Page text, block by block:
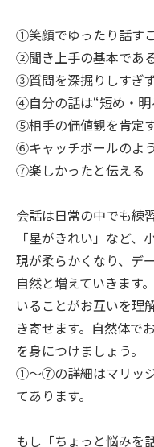
①笑顔でゆったり話す
②聞き上手の基本であ
③質問を深掘りしすぎ
④自分の話は“短め・明
⑤相手の価値観を肯定
⑥キャッチボールのよ
⑦楽しかったと伝える
会話は日常の中でも練
「星がきれい」など
現が柔らかくなり、デ
自然と増えていきます
いることがお互いを理
き寄せます。自然体
を身につけましょう。
①～⑦の詳細はマリッ
てあります。
もし「ちょっと悩みを